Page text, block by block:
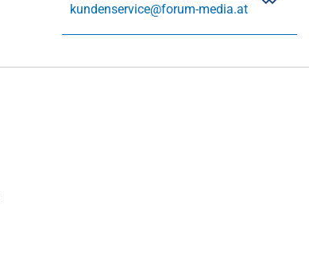
kundenservice@forum-media.at